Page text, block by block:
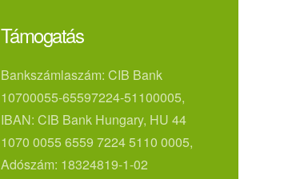
Támogatás
Bankszámlaszám: CIB Bank
10700055-65597224-51100005,
IBAN: CIB Bank Hungary, HU 44
1070 0055 6559 7224 5110 0005,
Adószám: 18324819-1-02